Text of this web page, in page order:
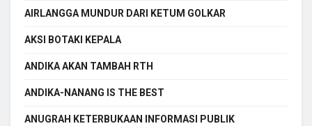
AIRLANGGA MUNDUR DARI KETUM GOLKAR
AKSI BOTAKI KEPALA
ANDIKA AKAN TAMBAH RTH
ANDIKA-NANANG IS THE BEST
ANUGRAH KETERBUKAAN INFORMASI PUBLIK